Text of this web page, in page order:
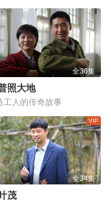
全36集
照大地
工人的传奇故事
全34集
茂